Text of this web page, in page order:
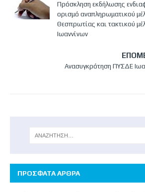
Πρόσκληση εκδήλωσης
ορισμό αναπληρωματικού
Θεσπρωτίας και τακτικού
Ιωαννίνων
Ανασυγκρότηση ΠΥΣΔΕ
ΠΡΟΣΦΑΤΑ ΑΡΘΡΑ